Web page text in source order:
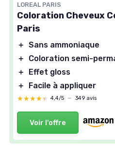
LOREAL PARIS
Coloration Cheveux
Paris
＋ Sans ammoniaque
＋
Coloration semi-
＋
Effet gloss
＋
Facile à appliquer
★★★★★
★★★★★ 4,4/5 — 349 avis
Voir l'offre